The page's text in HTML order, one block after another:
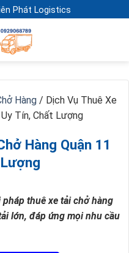
Phát Logistics
Hàng / Dịch Vụ Thuê Xe
Uy Tín, Chất Lượng
Hàng Quận 11
thuê xe tải chở hàng
lớn, đáp ứng mọi nhu cầu